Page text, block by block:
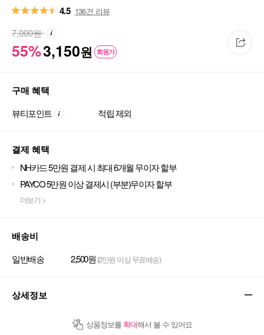
4.5 136건 리뷰
55%3,150원 회원가
7,000원
구매 혜택
뷰티포인트 적립 제외
결제 혜택
NH카드 5만원 결제 시 최대 6개월 무이자 할부
PAYCO 5만원 이상 결제시 (부분)무이자 할부
더보기 >
배송비
일반배송 2,500원 (2만원 이상 무료배송)
상세정보
상품정보를 확대해서 볼 수 있어요